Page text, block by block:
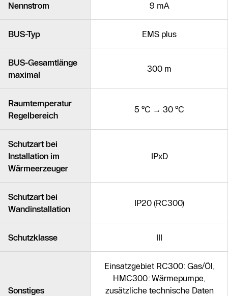
Nennstrom 9 mA
BUS-Typ EMS plus
BUS-Gesamtlänge
maximal
300 m
Raumtemperatur
Regelbereich
5 °C → 30 °C
Schutzart bei
Installation im
Wärmeerzeuger
IPxD
Schutzart bei
Wandinstallation
IP20 (RC300)
Schutzklasse III
Sonstiges
Einsatzgebiet RC300: Gas/Öl,
HMC300: Wärmepumpe,
zusätzliche technische Daten